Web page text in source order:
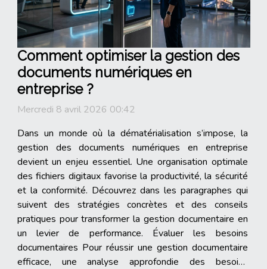
Comment optimiser la gestion des
documents numériques en
entreprise ?
Mercredi 8 avril 2026 00:42
Dans un monde où la dématérialisation s’impose, la
gestion des documents numériques en entreprise
devient un enjeu essentiel. Une organisation optimale
des fichiers digitaux favorise la productivité, la sécurité
et la conformité. Découvrez dans les paragraphes qui
suivent des stratégies concrètes et des conseils
pratiques pour transformer la gestion documentaire en
un levier de performance. Évaluer les besoins
documentaires Pour réussir une gestion documentaire
efficace, une analyse approfondie des besoins